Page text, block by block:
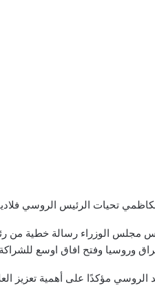
تحيات الرئيس الروسي
مجلس الوزراء رسالة خطية من
وروسيا وفتح افاق اوسع للشراكة
مؤكدًا على أهمية تعزيز